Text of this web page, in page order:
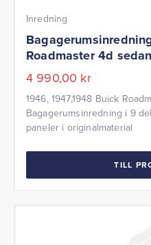
Inredning
Roadmaster 4d sedan
4 990,00 kr
1946, 1947,1948 Buick
Bagagerumsinredning i 9
paneler i originalmaterial
TILL